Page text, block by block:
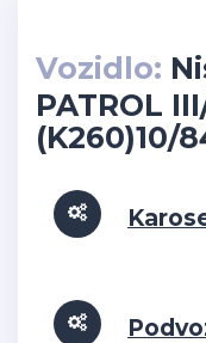
Vozidlo:
PATROL
(K260)10/